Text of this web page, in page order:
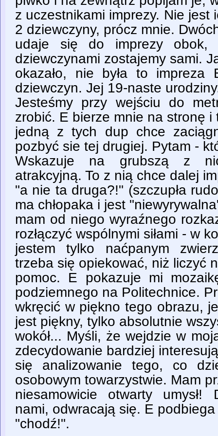
z uczestnikami imprezy. Nie jest
2 dziewczyny, prócz mnie.
udaje się do imprezy
dziewczynami zostajemy sami.
okazało, nie była to
dziewczyn. Jej 19-naste
Jesteśmy przy wejściu do
zrobić. E bierze mnie na stronę i
jedną z tych dup chce
pozbyć sie tej drugiej. Pytam -
Wskazuje na grubszą z
atrakcyjną. To z nią chce dalej
"a nie ta druga?!" (szczupła
ma chłopaka i jest
mam od niego wyraźnego
rozłączyć wspólnymi siłami - w
jestem tylko naćpanym
trzeba się opiekować, niż liczyć
pomoc. E pokazuje mi
podziemnego na Politechnice.
wkręcić w piękno tego obrazu,
jest piękny, tylko absolutnie
wokół... Myśli, że wejdzie w
zdecydowanie bardziej
się analizowanie tego, co
osobowym towarzystwie. Mam
niesamowicie otwarty umysł!
nami, odwracają się. E podbiega
"chodź!".